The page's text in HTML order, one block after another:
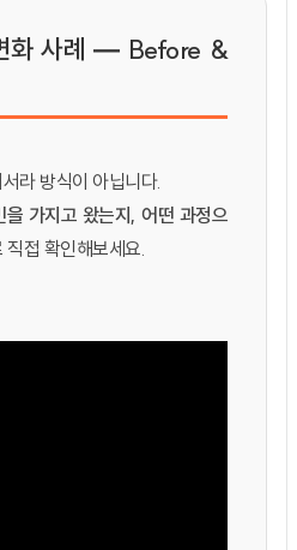
화 사례 — Before &
라 방식이 아닙니다.
가지고 왔는지, 어떤 과정으
직접 확인해보세요.